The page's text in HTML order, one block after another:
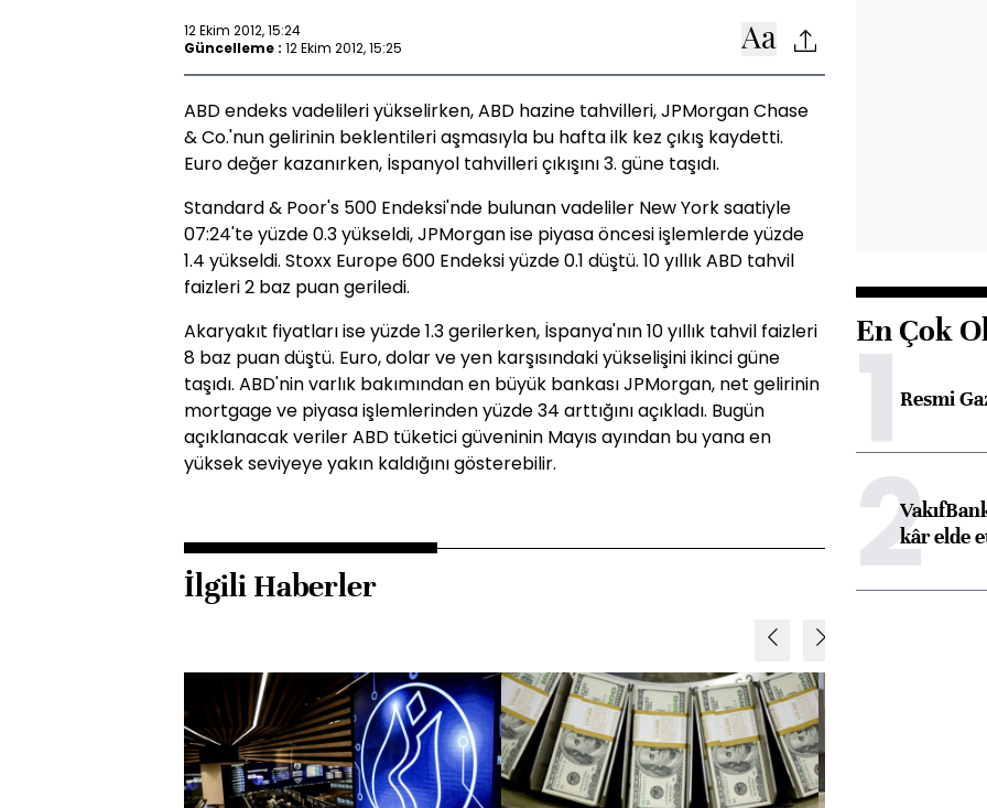
12 Ekim 2012, 15:24
Güncelleme : 12 Ekim 2012, 15:25
ABD endeks vadelileri yükselirken, ABD hazine tahvilleri, JPMorgan Chase
& Co.'nun gelirinin beklentileri aşmasıyla bu hafta ilk kez çıkış kaydetti.
Euro değer kazanırken, İspanyol tahvilleri çıkışını 3. güne taşıdı.
Standard & Poor's 500 Endeksi'nde bulunan vadeliler New York saatiyle
07:24'te yüzde 0.3 yükseldi, JPMorgan ise piyasa öncesi işlemlerde yüzde
1.4 yükseldi. Stoxx Europe 600 Endeksi yüzde 0.1 düştü. 10 yıllık ABD tahvil
faizleri 2 baz puan geriledi.
Akaryakıt fiyatları ise yüzde 1.3 gerilerken, İspanya'nın 10 yıllık tahvil faizleri
8 baz puan düştü. Euro, dolar ve yen karşısındaki yükselişini ikinci güne
taşıdı. ABD'nin varlık bakımından en büyük bankası JPMorgan, net gelirinin
mortgage ve piyasa işlemlerinden yüzde 34 arttığını açıkladı. Bugün
açıklanacak veriler ABD tüketici güveninin Mayıs ayından bu yana en
yüksek seviyeye yakın kaldığını gösterebilir.
İlgili Haberler
En Çok
1Resmi
2kâr elde